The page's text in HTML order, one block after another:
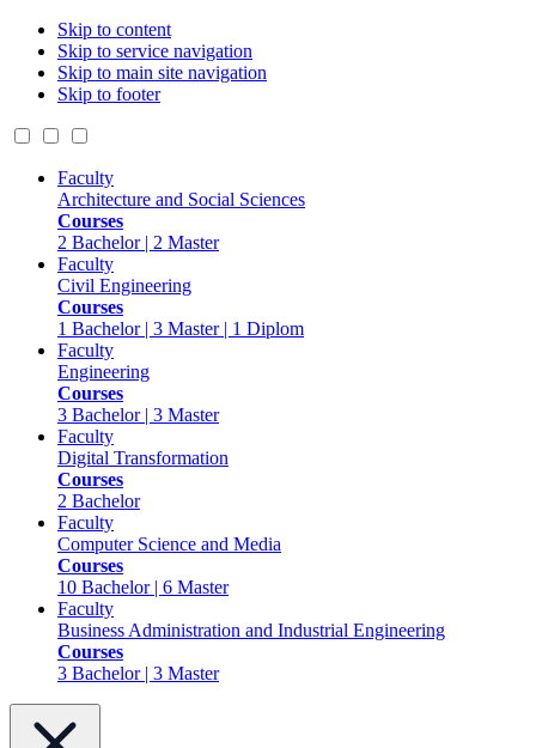
Skip to content
Skip to service navigation
Skip to main site navigation
Skip to footer
Faculty
Architecture and Social Sciences
Courses
2 Bachelor | 2 Master
Faculty
Civil Engineering
Courses
1 Bachelor | 3 Master | 1 Diplom
Faculty
Engineering
Courses
3 Bachelor | 3 Master
Faculty
Digital Transformation
Courses
2 Bachelor
Faculty
Computer Science and Media
Courses
10 Bachelor | 6 Master
Faculty
Business Administration and Industrial Engineering
Courses
3 Bachelor | 3 Master